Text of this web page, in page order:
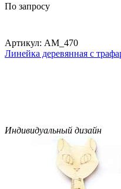
По запросу
Артикул: AM_470
Линейка деревянная с
Индивидуальный дизайн